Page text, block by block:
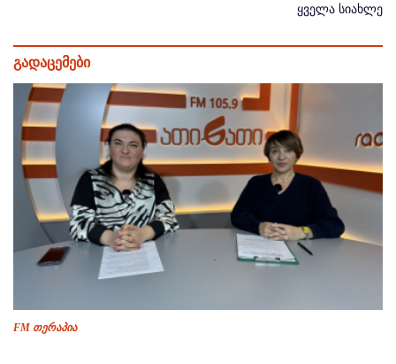
ყველა სიახლე
გადაცემები
FM თერაპია